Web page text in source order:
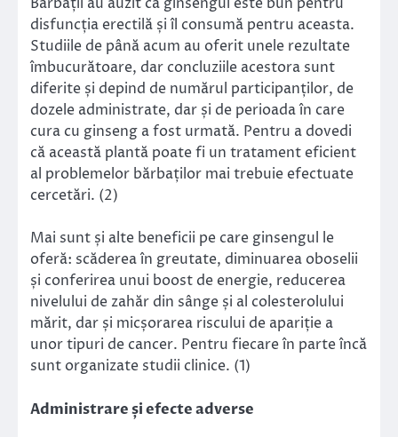
disfuncția erectilă și îl consumă pentru aceasta.
Studiile de până acum au oferit unele rezultate
îmbucurătoare, dar concluziile acestora sunt
diferite și depind de numărul participanților, de
dozele administrate, dar și de perioada în care
cura cu ginseng a fost urmată. Pentru a dovedi
că această plantă poate fi un tratament eficient
al problemelor bărbaților mai trebuie efectuate
cercetări. (2)
Mai sunt și alte beneficii pe care ginsengul le
oferă: scăderea în greutate, diminuarea oboselii
și conferirea unui boost de energie, reducerea
nivelului de zahăr din sânge și al colesterolului
mărit, dar și micșorarea riscului de apariție a
unor tipuri de cancer. Pentru fiecare în parte încă
sunt organizate studii clinice. (1)
Administrare și efecte adverse